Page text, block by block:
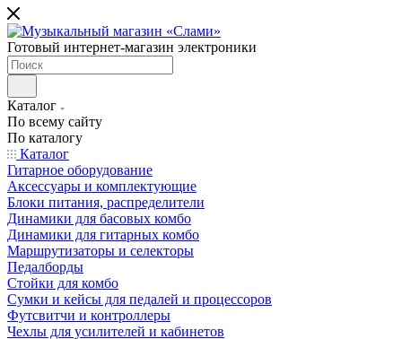
Готовый интернет-магазин электроники
Каталог
По всему сайту
По каталогу
Каталог
Гитарное оборудование
Аксессуары и комплектующие
Блоки питания, распределители
Динамики для басовых комбо
Динамики для гитарных комбо
Маршрутизаторы и селекторы
Педалборды
Стойки для комбо
Сумки и кейсы для педалей и процессоров
Футсвитчи и контроллеры
Чехлы для усилителей и кабинетов